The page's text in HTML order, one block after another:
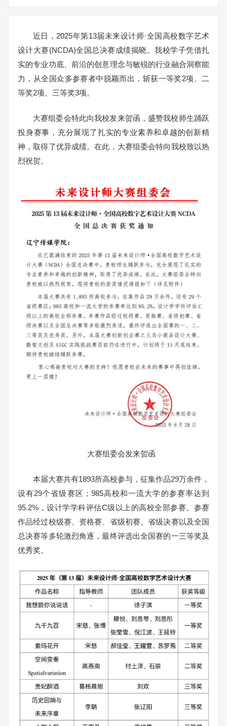
近日，2025年第13届未来设计师·全国高校数字艺术
设计大赛(NCDA)全国总决赛成绩揭晓。我校学子凭借扎
实的专业功底、前沿的创意理念与敏锐的行业融合洞察能
力，从全国众多参赛者中脱颖而出，斩获一等奖2项、二
等奖2项、三等奖3项。
大赛组委会特此向我校发来贺函，盛赞我校师生踊跃
投身赛事，充分展现了扎实的专业素养和卓越的创新精
神，取得了优异成绩。在此，大赛组委会特向我校致以热
烈祝贺。
大赛组委会发来贺函
本届大赛共有1893所高校参与，征集作品29万余件，
设有29个省级赛区；985高校和一流大学的参赛率达到
95.2%，设计学学科评估C级以上的高校全部参赛。参赛
作品经过校级赛、资格赛、省级初赛、省级决赛以及全国
总决赛等多轮激烈角逐，最终评选出全国赛的一三等奖及
优秀奖。